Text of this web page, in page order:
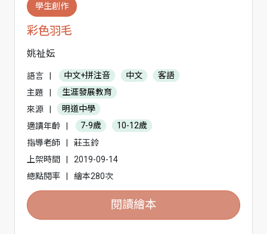
學生創作
彩色羽毛
姚祉妘
語言 | 中文+拼注音 中文
客語
主題
|
生涯發展教育
來源
|
明道中學
適讀年齡
| 7-9歲
10-12歲
指導老師
|
莊玉鈴
上架時間
|
2019-09-14
總點閱率
| 繪本280次
閱讀繪本